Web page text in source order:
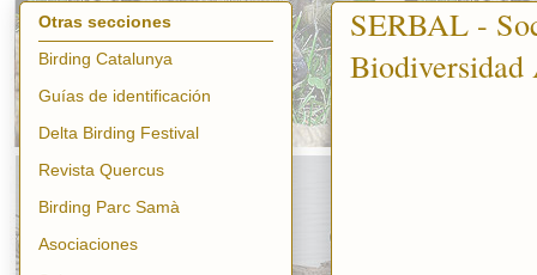
SERBAL -
Biodiversidad
Otras secciones
Birding Catalunya
Guías de identificación
Delta Birding Festival
Revista Quercus
Birding Parc Samà
Asociaciones